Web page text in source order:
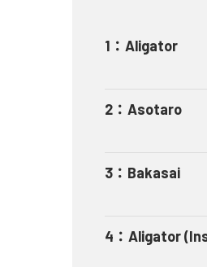
1 ： Aligator
2 ： Asotaro
3 ： Bakasai
4 ： Aligator